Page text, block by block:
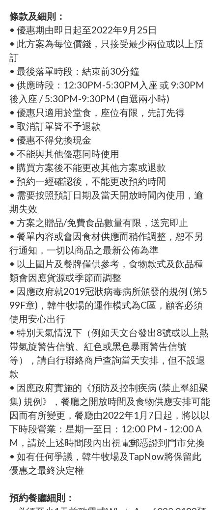
條款及細則：
• 優惠期由即日起至2022年9月25日
• 此方案為每位價錢，只接受最少兩位或以上預
訂
• 最後落單時段：結束前30分鐘
• 供應時段：12:30PM-5:30PM入座 或 9:30PM
後入座 / 5:30PM-9:30PM (自選兩小時)
• 優惠只適用於堂食，座位有限，先訂先得
• 取消訂單皆不予退款
• 優惠不得兌換現金
• 不能與其他優惠同時使用
• 購買方案後不能更改其他方案或退款
• 預約一經確認後，不能更改預約時間
• 需要按照預訂日期及當天開放時間內使用，逾
期失效
• 方案之贈品/免費食品數量有限，送完即止
• 餐單內容或會因食材供應而稍作調整，恕不另
行通知，一切以商品之最新公佈為準
• 以上圖片及餐牌僅供參考，食物款式及飲品種
類會因應貨源或季節而調整
• 因應政府就2019冠狀病毒病所頒發的規例 (第5
99F章)，韓牛牧場的運作模式為C區，顧客必須
使用安心出行
• 特別天氣情況下（例如天文台發出8號或以上熱
帶氣旋警告信號、紅色或黑色暴雨警告信號
等），請自行聯絡商戶查詢當天安排，但不設退
款
• 因應政府實施的《預防及控制疾病 (禁止羣組聚
集) 規例》，餐廳之開放時間及食物供應安排可能
因而有所變更，餐廳由2022年1月7日起，將以以
下時段營業：星期一至日：12:00 PM - 12:00 A
M，請於上述時間段內出視電郵憑證到門市兌換
• 如有任何爭議，韓牛牧場及TapNow將保留此
優惠之最終決定權
預約餐廳細則：